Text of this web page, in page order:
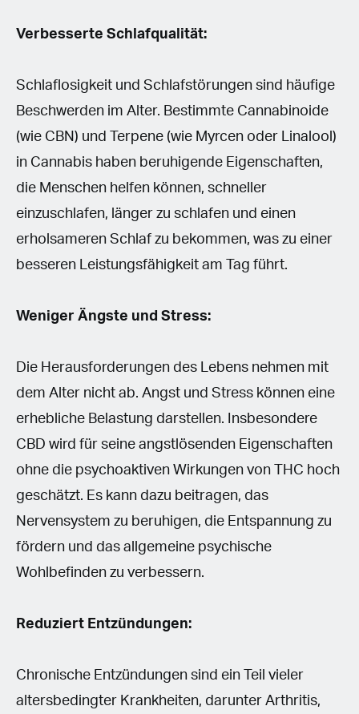
Verbesserte Schlafqualität:
Schlaflosigkeit und Schlafstörungen sind häufige
Beschwerden im Alter. Bestimmte Cannabinoide
(wie CBN) und Terpene (wie Myrcen oder Linalool)
in Cannabis haben beruhigende Eigenschaften,
die Menschen helfen können, schneller
einzuschlafen, länger zu schlafen und einen
erholsameren Schlaf zu bekommen, was zu einer
besseren Leistungsfähigkeit am Tag führt.
Weniger Ängste und Stress:
Die Herausforderungen des Lebens nehmen mit
dem Alter nicht ab. Angst und Stress können eine
erhebliche Belastung darstellen. Insbesondere
CBD wird für seine angstlösenden Eigenschaften
ohne die psychoaktiven Wirkungen von THC hoch
geschätzt. Es kann dazu beitragen, das
Nervensystem zu beruhigen, die Entspannung zu
fördern und das allgemeine psychische
Wohlbefinden zu verbessern.
Reduziert Entzündungen:
Chronische Entzündungen sind ein Teil vieler
altersbedingter Krankheiten, darunter Arthritis,